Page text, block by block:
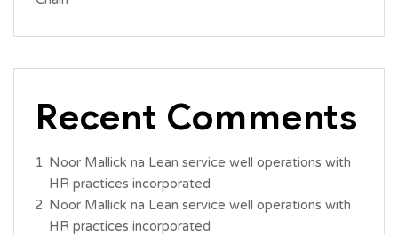
Recent Comments
Noor Mallick na Lean service well operations with
HR practices incorporated
Noor Mallick na Lean service well operations with
HR practices incorporated